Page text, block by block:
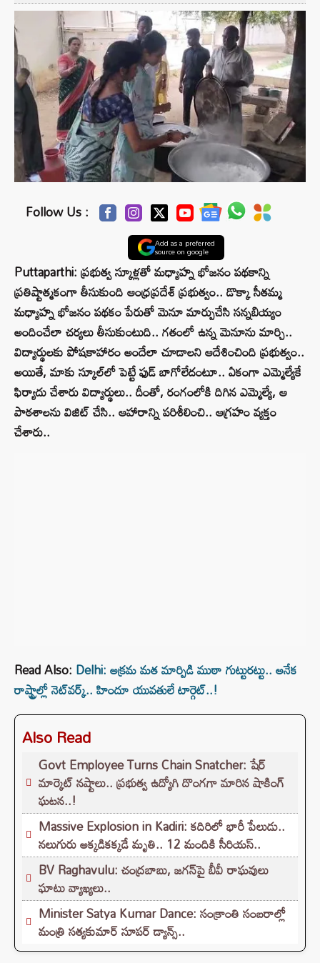
Follow Us :
Add as a preferred
source on google
Puttaparthi: ప్రభుత్వ స్కూళ్లతో మధ్యాహ్న భోజనం పథకాన్ని
ప్రతిష్టాత్మకంగా తీసుకుంది ఆంధ్రప్రదేశ్‌ ప్రభుత్వం.. డొక్కా సీతమ్మ
మధ్యాహ్న భోజనం పథకం పేరుతో మెనూ మార్పుచేసి సన్నబియ్యం
అందించేలా చర్యలు తీసుకుంటుది.. గతంలో ఉన్న మెనూను మార్చి..
విద్యార్థులకు పోషకాహారం అందేలా చూడాలని ఆదేశించింది ప్రభుత్వం..
అయితే, మాకు స్కూల్‌లో పెట్టే ఫుడ్‌ బాగోలేదంటూ.. ఏకంగా ఎమ్మెల్యేకే
ఫిర్యాదు చేశారు విద్యార్థులు.. దీంతో, రంగంలోకి దిగిన ఎమ్మెల్యే, ఆ
పాఠశాలను విజిట్‌ చేసి.. ఆహారాన్ని పరిశీలించి.. ఆగ్రహం వ్యక్తం
చేశారు..
Read Also: Delhi: అక్రమ మత మార్పిడి ముఠా గుట్టురట్టు.. అనేక
రాష్ట్రాల్లో నెట్‌వర్క్‌.. హిందూ యువతులే టార్గెట్..!
Also Read
Govt Employee Turns Chain Snatcher: షేర్
మార్కెట్ నష్టాలు.. ప్రభుత్వ ఉద్యోగి దొంగగా మారిన షాకింగ్
ఘటన..!
Massive Explosion in Kadiri: కదిరిలో భారీ పేలుడు..
నలుగురు అక్కడికక్కడే మృతి.. 12 మందికి సీరియస్‌..
BV Raghavulu: చంద్రబాబు, జగన్‌పై బీవీ రాఘవులు
ఘాటు వ్యాఖ్యలు..
Minister Satya Kumar Dance: సంక్రాంతి సంబరాల్లో
మంత్రి సత్యకుమార్‌ సూపర్‌ డ్యాన్స్..